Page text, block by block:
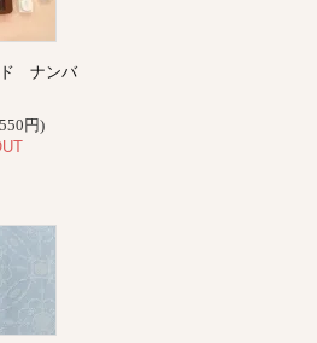
ド ナンバ
円)